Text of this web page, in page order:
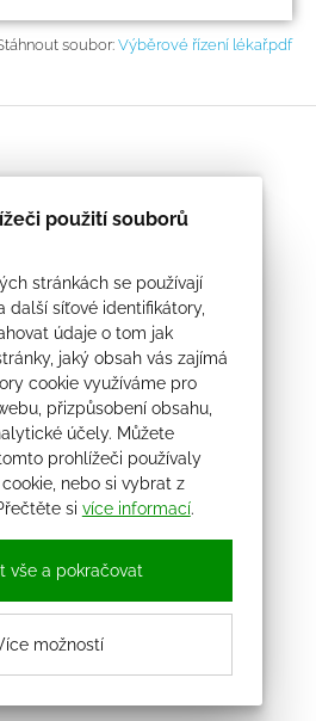
použití souborů
stránkách se používají
další síťové identifikátory,
údaje o tom jak
jaký obsah vás zajímá
cookie využíváme pro
přizpůsobení obsahu,
účely. Můžete
prohlížeči používaly
nebo si vybrat z
si více informací.
vše a pokračovat
možností
soubor:Výběrové řízení lékař.pdf